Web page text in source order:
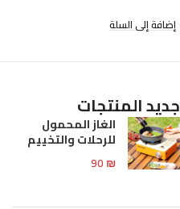
إضافة إلى السلة
جديد المنتجات
الغاز المحمول
للرحلات والتخييم
90₪